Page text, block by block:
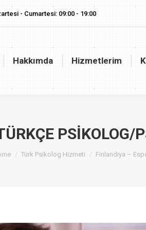
- Cumartesi: 09:00 - 19:00
Hakkımda Hizmetlerim
are here:
Türk Psikolog Hizmeti Finlandiya –